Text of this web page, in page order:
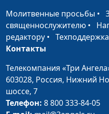
Молитвенные просьбы •
священнослужителю •
редактору • Техподдержка
Контакты
Телекомпания «Три
603028, Россия, Нижний
шоссе, 7
Телефон: 8 800 333-84-05